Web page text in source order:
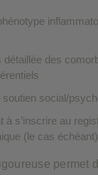
détaillée des
soutien social/
à s’inscrire au
(le cas échéant)
permet